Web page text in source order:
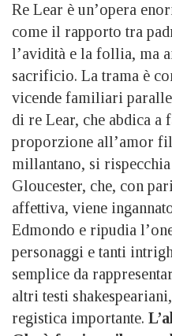
Re Lear è un’opera
come il rapporto tra
l’avidità e la follia, ma
sacrificio. La trama è
vicende familiari
di re Lear, che abdica
proporzione all’amor
millantano, si
Gloucester, che, con
affettiva, viene
Edmondo e ripudia
personaggi e tanti
semplice da
altri testi
registica importante.